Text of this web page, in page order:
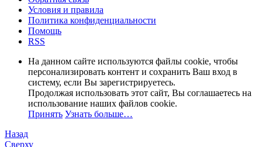
Условия и правила
Политика конфиденциальности
Помощь
RSS
На данном сайте используются файлы cookie, чтобы
персонализировать контент и сохранить Ваш вход в
систему, если Вы зарегистрируетесь.
Продолжая использовать этот сайт, Вы соглашаетесь на
использование наших файлов cookie.
Принять Узнать больше…
Назад
Сверху